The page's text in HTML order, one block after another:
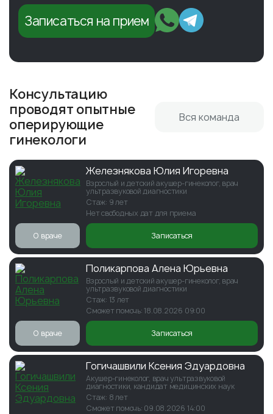
Записаться на прием
Консультацию
проводят опытные
оперирующие
гинекологи
Вся команда
Железнякова Юлия Игоревна
Взрослый и детский акушер-гинеколог, врач
ультразвуковой диагностики
Стаж: 9 лет
Нет свободных дат для приема
О враче Записаться
Поликарпова Алена Юрьевна
Взрослый и детский акушер-гинеколог, врач
ультразвуковой диагностики
Стаж: 13 лет
Сможет помочь: 18.08.2026 09:00
О враче Записаться
Гогичашвили Ксения Эдуардовна
Акушер-гинеколог, врач ультразвуковой
диагностики, кандидат медицинских наук
Стаж: 8 лет
Сможет помочь: 09.08.2026 14:00